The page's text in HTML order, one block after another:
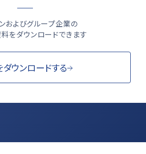
およびグループ企業の
をダウンロードできます
ウンロードする